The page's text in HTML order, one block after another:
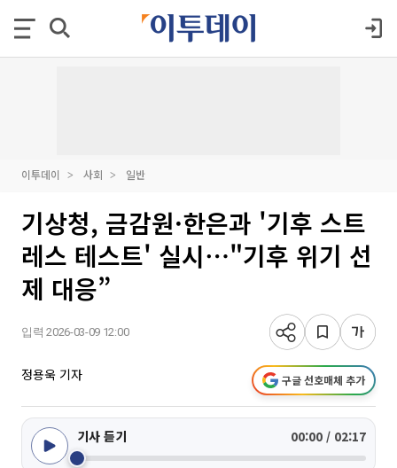
이투데이 사회 일반
기상청, 금감원·한은과 '기후 스트
레스 테스트' 실시⋯"기후 위기 선
제 대응”
입력 2026-03-09 12:00
정용욱 기자 구글 선호매체 추가
기사 듣기 00:00 / 02:17